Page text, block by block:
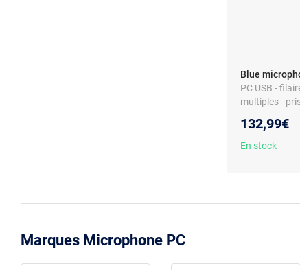
Blue
PC USB -
multiples -
132,99€
En stock
Marques Microphone PC